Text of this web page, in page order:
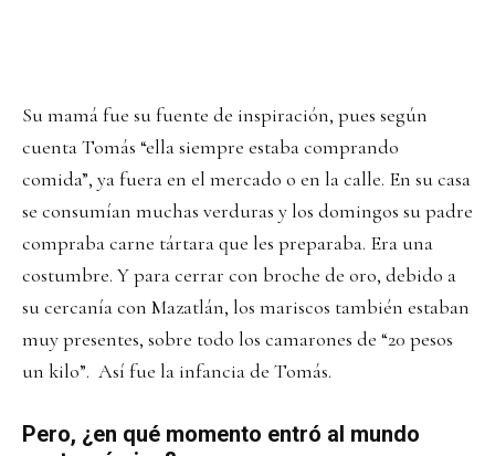
Su mamá fue su fuente de inspiración, pues según
cuenta Tomás “ella siempre estaba comprando
comida”, ya fuera en el mercado o en la calle. En su casa
se consumían muchas verduras y los domingos su padre
compraba carne tártara que les preparaba. Era una
costumbre. Y para cerrar con broche de oro, debido a
su cercanía con Mazatlán, los mariscos también estaban
muy presentes, sobre todo los camarones de “20 pesos
un kilo”. Así fue la infancia de Tomás.
Pero, ¿en qué momento entró al mundo